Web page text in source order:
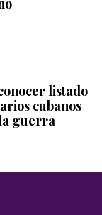
listado
cubanos
guerra